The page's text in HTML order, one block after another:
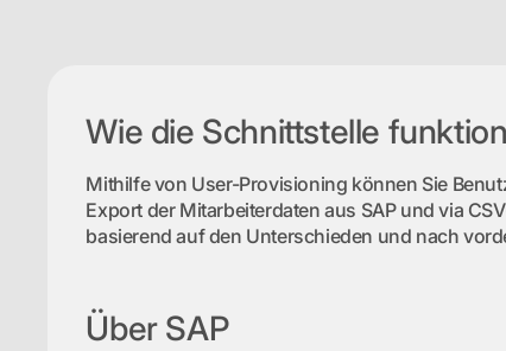
Wie die Schnittstelle
Mithilfe von User-Provisioning können Sie
Export der Mitarbeiterdaten aus SAP und via
basierend auf den Unterschieden und nach
Über SAP